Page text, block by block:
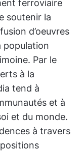
ferroviaire
soutenir la
d’oeuvres
population
Par le
à la
tend à
et à
et du monde.
à travers